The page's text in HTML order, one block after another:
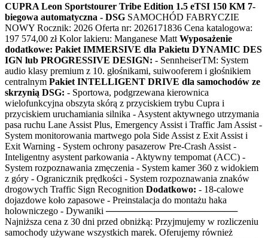
CUPRA Leon Sportstourer Tribe Edition 1.5 eTSI 150 KM 7-
biegowa automatyczna - DSG SAMOCHÓD FABRYCZIE
NOWY Rocznik: 2026 Oferta nr: 2026171836 Cena katalogowa:
197 574,00 zł Kolor lakieru: Manganese Matt Wyposażenie
dodatkowe: Pakiet IMMERSIVE dla Pakietu DYNAMIC DES
IGN lub PROGRESSIVE DESIGN: - SennheiserTM: System
audio klasy premium z 10. głośnikami, suiwooferem i głośnikiem
centralnym Pakiet INTELLIGENT DRIVE dla samochodów ze
skrzynią DSG: - Sportowa, podgrzewana kierownica
wielofunkcyjna obszyta skórą z przyciskiem trybu Cupra i
przyciskiem uruchamiania silnika - Asystent aktywnego utrzymania
pasa ruchu Lane Assist Plus, Emergency Assist i Traffic Jam Assist -
System monitorowania martwego pola Side Assist z Exit Assist i
Exit Warning - System ochrony pasazerow Pre-Crash Assist -
Inteligentny asystent parkowania - Aktywny tempomat (ACC) -
System rozpoznawania zmęczenia - System kamer 360 z widokiem
z góry - Ogranicznik prędkości - System rozpoznawania znaków
drogowych Traffic Sign Recognition Dodatkowo: - 18-calowe
dojazdowe koło zapasowe - Preinstalacja do montażu haka
holowniczego - Dywaniki ────────────────────
Najniższa cena z 30 dni przed obniżką: Przyjmujemy w rozliczeniu
samochody używane wszystkich marek. Oferujemy również